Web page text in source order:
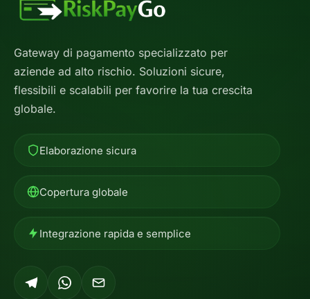
Gateway di pagamento specializzato per
aziende ad alto rischio. Soluzioni sicure,
flessibili e scalabili per favorire la tua crescita
globale.
Elaborazione sicura
Copertura globale
Integrazione rapida e semplice